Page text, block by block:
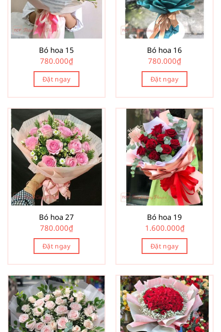
Bó hoa 15
780.000₫
Đặt ngay
Bó hoa 16
780.000₫
Đặt ngay
Bó hoa 27
780.000₫
Đặt ngay
Bó hoa 19
1.600.000₫
Đặt ngay